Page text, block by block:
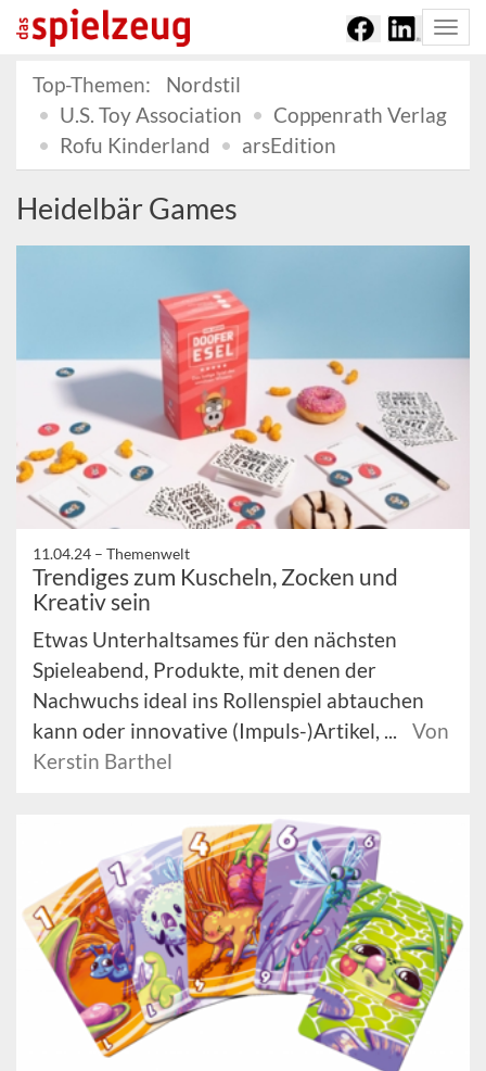
Top-Themen:
Nordstil
U.S. Toy Association
Coppenrath Verlag
Rofu Kinderland
arsEdition
Heidelbär Games
11.04.24 – Themenwelt
Trendiges zum Kuscheln, Zocken und
Kreativ sein
Etwas Unterhaltsames für den nächsten
Spieleabend, Produkte, mit denen der
Nachwuchs ideal ins Rollenspiel abtauchen
kann oder innovative (Impuls-)Artikel, ...
Von
Kerstin Barthel